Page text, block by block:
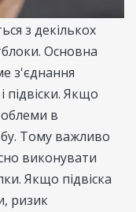
з декількох
Основна
з'єднання
підвіски. Якщо
в
Тому важливо
виконувати
Якщо підвіска
ризик